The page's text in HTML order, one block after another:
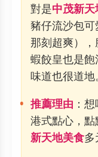
對是中茂新
豬仔流沙包
那刻超爽），
蝦餃皇也是飽
味道也很道地。
推薦理由 ：
港式點心，點
新天地美食多